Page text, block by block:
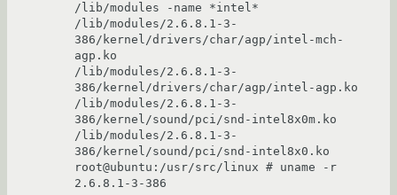
/lib/modules -name *intel*
/lib/modules/2.6.8.1-3-
386/kernel/drivers/char/agp/intel-mch-
agp.ko
/lib/modules/2.6.8.1-3-
386/kernel/drivers/char/agp/intel-agp.ko
/lib/modules/2.6.8.1-3-
386/kernel/sound/pci/snd-intel8x0m.ko
/lib/modules/2.6.8.1-3-
386/kernel/sound/pci/snd-intel8x0.ko
root@ubuntu:/usr/src/linux # uname -r
2.6.8.1-3-386